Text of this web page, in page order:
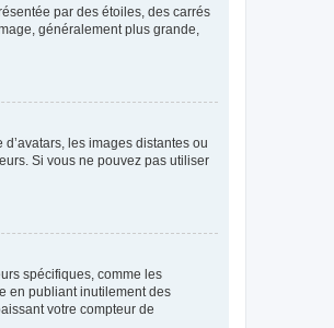
par des étoiles, des carrés
généralement plus grande,
les images distantes ou
Si vous ne pouvez pas utiliser
spécifiques, comme les
en publiant inutilement des
votre compteur de